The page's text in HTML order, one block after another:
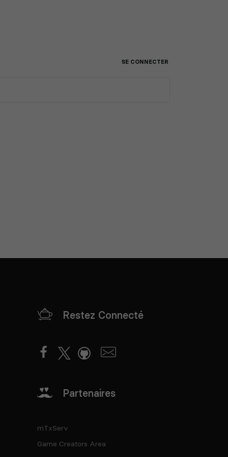
Restez Connecté
Partenaires
mTxServ
Game Creators Area